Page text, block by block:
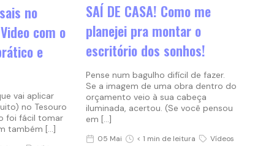
no
com o
e
vai aplicar
no Tesouro
foi fácil tomar
também […]
SAÍ DE CASA! Como me
planejei pra montar o
escritório dos sonhos!
Pense num bagulho difícil de fazer.
Se a imagem de uma obra dentro do
orçamento veio à sua cabeça
iluminada, acertou. (Se você pensou
em […]
05 Mai < 1 min de leitura Vídeos